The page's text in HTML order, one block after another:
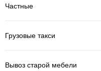
Частные
Грузовые такси
Вывоз старой мебели